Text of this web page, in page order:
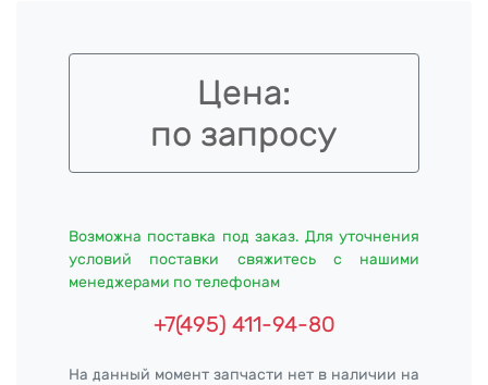
Цена:
по запросу
Возможна поставка под заказ. Для уточнения
условий поставки свяжитесь с нашими
менеджерами по телефонам
+7(495) 411-94-80
На данный момент запчасти нет в наличии на